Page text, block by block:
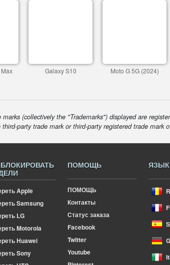
Galaxy S10 Moto G 5G (2024)
(collectively the "Trademarks") displayed are
party trade mark or third-party registered trade
Apple
Samsung
LG
Motorola
Huawei
Sony
ПОМОЩЬ
ПОМОЩЬ
Контакты
Статус заказа
Facebook
Twitter
Youtube
ЯЗЫК